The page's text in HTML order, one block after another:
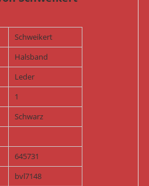
Schweikert
Halsband
Leder
1
Schwarz
645731
bvl7148